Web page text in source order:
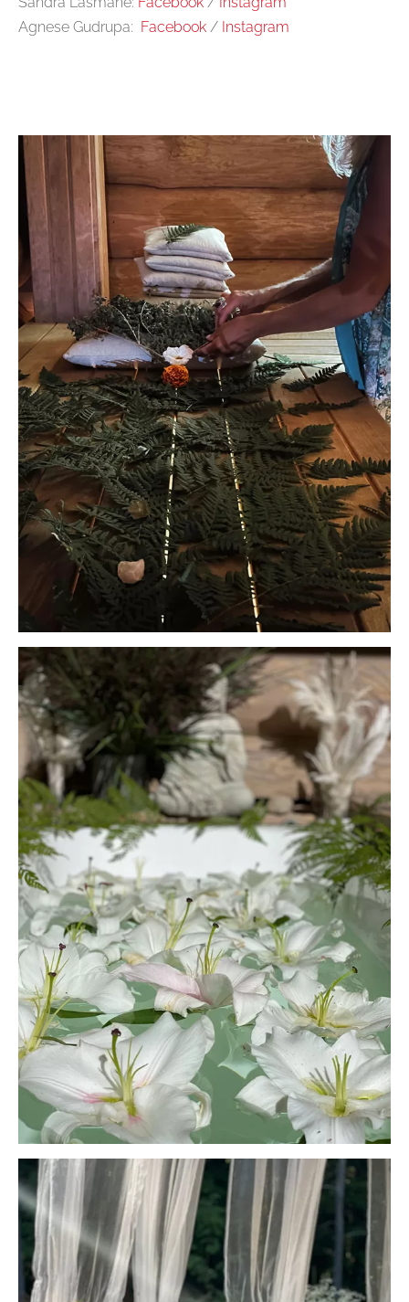
Agnese Gudrupa: Facebook / Instagram